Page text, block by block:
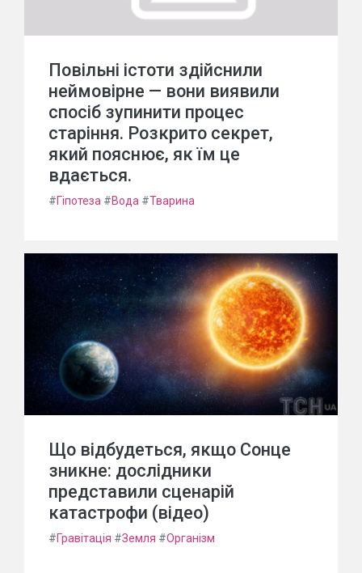
Повільні істоти здійснили
неймовірне — вони виявили
спосіб зупинити процес
старіння. Розкрито секрет,
який пояснює, як їм це
вдається.
#Гіпотеза #Вода #Тварина
Що відбудеться, якщо Сонце
зникне: дослідники
представили сценарій
катастрофи (відео)
#Гравітація #Земля #Організм